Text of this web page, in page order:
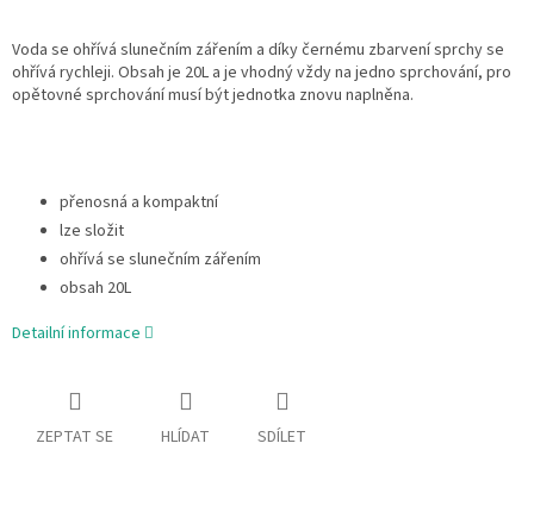
Voda se ohřívá slunečním zářením a díky černému zbarvení sprchy se
ohřívá rychleji. Obsah je 20L a je vhodný vždy na jedno sprchování, pro
opětovné sprchování musí být jednotka znovu naplněna.
přenosná a kompaktní
lze složit
ohřívá se slunečním zářením
obsah 20L
Detailní informace
ZEPTAT SE HLÍDAT SDÍLET